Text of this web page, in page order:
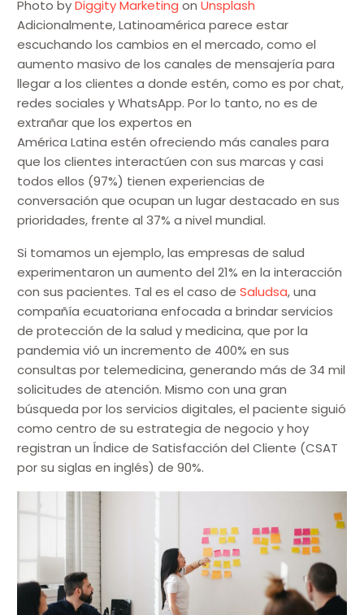
Photo byDiggity Marketing on Unsplash
Adicionalmente, Latinoamérica parece estar
escuchando los cambios en el mercado, como el
aumento masivo de los canales de mensajería para
llegar a los clientes a donde estén, como es por chat,
redes sociales y WhatsApp. Por lo tanto, no es de
extrañar que los expertos en
América Latina estén ofreciendo más canales para
que los clientes interactúen con sus marcas y casi
todos ellos (97%) tienen experiencias de
conversación que ocupan un lugar destacado en sus
prioridades, frente al 37% a nivel mundial.
Si tomamos un ejemplo, las empresas de salud
experimentaron un aumento del 21% en la interacción
con sus pacientes. Tal es el caso de Saludsa, una
compañía ecuatoriana enfocada a brindar servicios
de protección de la salud y medicina, que por la
pandemia vió un incremento de 400% en sus
consultas por telemedicina, generando más de 34 mil
solicitudes de atención. Mismo con una gran
búsqueda por los servicios digitales, el paciente siguió
como centro de su estrategia de negocio y hoy
registran un Índice de Satisfacción del Cliente (CSAT
por su siglas en inglés) de 90%.